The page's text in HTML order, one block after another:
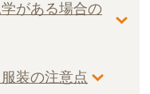
がある場合の
装の注意点